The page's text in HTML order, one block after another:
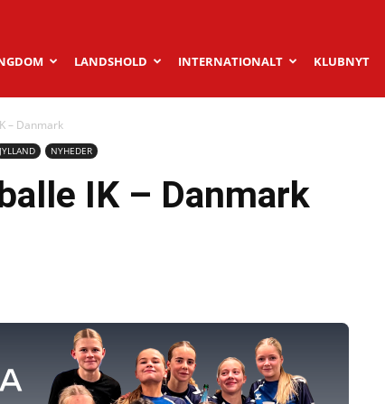
LANDSHOLD INTERNATIONALT KLUBNYT
– Danmark
JYLLAND NYHEDER
IK – Danmark